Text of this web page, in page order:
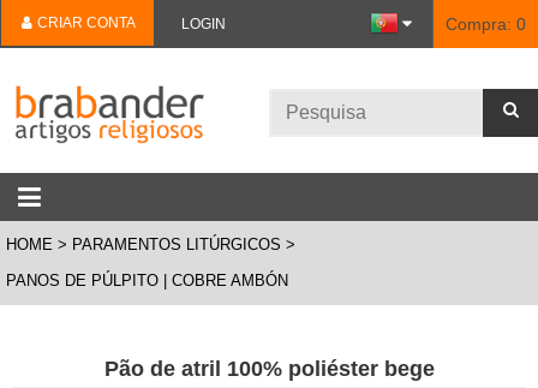
CRIAR CONTA LOGIN Compra: 0
HOME
PARAMENTOS LITÚRGICOS
PANOS DE PÚLPITO | COBRE AMBÓN
Pão de atril 100% poliéster bege